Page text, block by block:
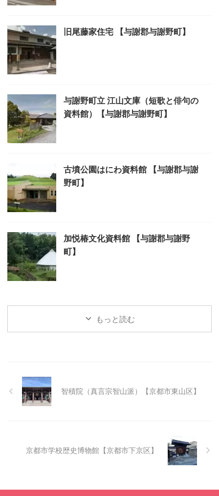
旧尾藤家住宅 【与謝郡与謝野町】
与謝野町立 江山文庫（短歌と俳句の
資料館）【与謝郡与謝野町】
古墳公園はにわ資料館 【与謝郡与謝
野町】
加悦椿文化資料館 【与謝郡与謝野
町】
もっと読む
智積院（真言宗智山派）【京都市東山区】
京都市学校歴史博物館【京都市下京区】